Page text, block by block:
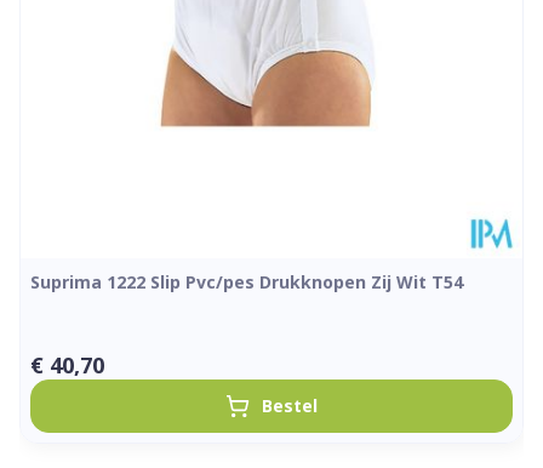
Kamertemperatuur (15°C -
25°C)
Suprima 1222 Slip Pvc/pes Drukknopen Zij Wit T54
€ 40,70
Bestel